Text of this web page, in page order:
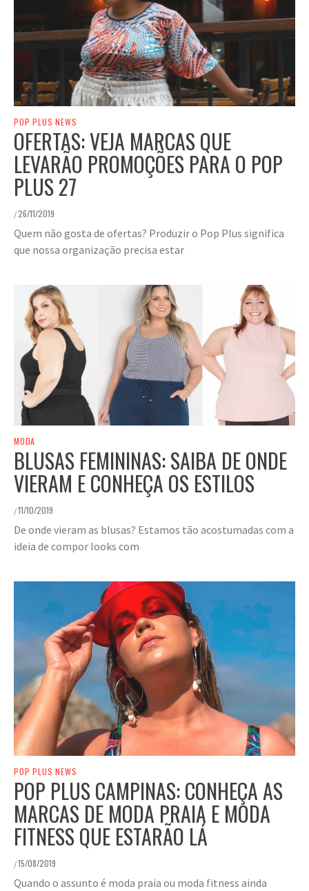
POP PLUS NEWS
OFERTAS: VEJA MARCAS QUE
LEVARÃO PROMOÇÕES PARA O POP
PLUS 27
/26/11/2019
Quem não gosta de ofertas? Produzir o Pop Plus significa
que nossa organização precisa estar
MODA
BLUSAS FEMININAS: SAIBA DE ONDE
VIERAM E CONHEÇA OS ESTILOS
/11/10/2019
De onde vieram as blusas? Estamos tão acostumadas com a
ideia de compor looks com
POP PLUS NEWS
POP PLUS CAMPINAS: CONHEÇA AS
MARCAS DE MODA PRAIA E MODA
FITNESS QUE ESTARÃO LÁ
/15/08/2019
Quando o assunto é moda praia ou moda fitness ainda